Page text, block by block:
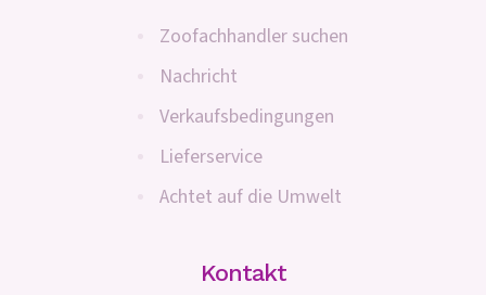
Zoofachhandler suchen
Nachricht
Verkaufsbedingungen
Lieferservice
Achtet auf die Umwelt
Kontakt